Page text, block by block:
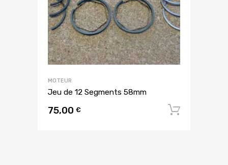
MOTEUR
Jeu de 12 Segments 58mm
75,00 €